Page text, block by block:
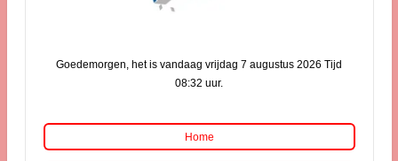
Goedemorgen, het is vandaag vrijdag 7 augustus 2026 Tijd
08:32 uur.
Home